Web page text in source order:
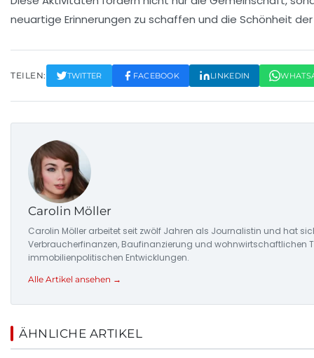
neuartige Erinnerungen zu schaffen und die Schönheit
TEILEN: TWITTER FACEBOOK LINKEDIN
Carolin Möller
Carolin Möller arbeitet seit zwölf Jahren als Journalistin und hat
Verbraucherfinanzen, Baufinanzierung und wohnwirtschaftlichen
immobilienpolitischen Entwicklungen.
Alle Artikel ansehen →
ÄHNLICHE ARTIKEL